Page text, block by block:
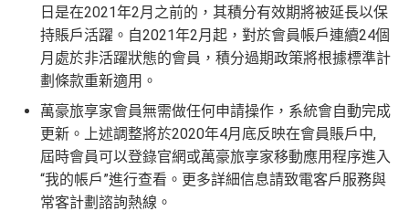
日是在2021年2月之前的，其積分有效期將被延長以保
持賬戶活躍。自2021年2月起，對於會員帳戶連續24個
月處於非活躍狀態的會員，積分過期政策將根據標準計
劃條款重新適用。
萬豪旅享家會員無需做任何申請操作，系統會自動完成
更新。上述調整將於2020年4月底反映在會員賬戶中,
屆時會員可以登錄官網或萬豪旅享家移動應用程序進入
“我的帳戶”進行查看。更多詳細信息請致電客戶服務與
常客計劃諮詢熱線。